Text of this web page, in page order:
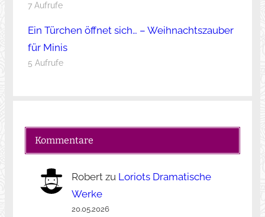
7 Aufrufe
Ein Türchen öffnet sich… – Weihnachtszauber
für Minis
5 Aufrufe
Kommentare
Robertzu Loriots Dramatische
Werke
20.05.2026